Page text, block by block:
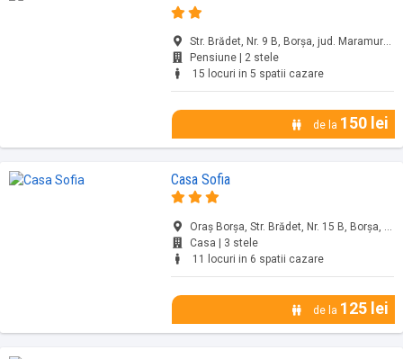
Str. Brădet, Nr. 9 B, Borșa, jud. Maramureș
Pensiune | 2 stele
15 locuri in 5 spatii cazare
de la 150 lei
Casa Sofia
Oraş Borşa, Str. Brădet, Nr. 15 B, Borșa, jud. Maramureș
Casa | 3 stele
11 locuri in 6 spatii cazare
de la 125 lei